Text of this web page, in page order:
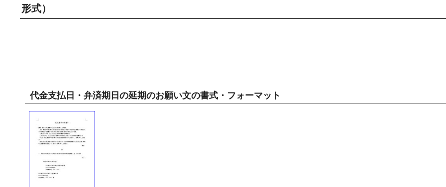
形式）
代金支払日・弁済期日の延期のお願い文の書式・フォーマット